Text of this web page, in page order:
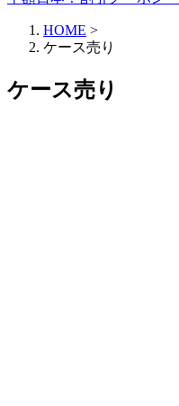
HOME >
ケース売り
ケース売り